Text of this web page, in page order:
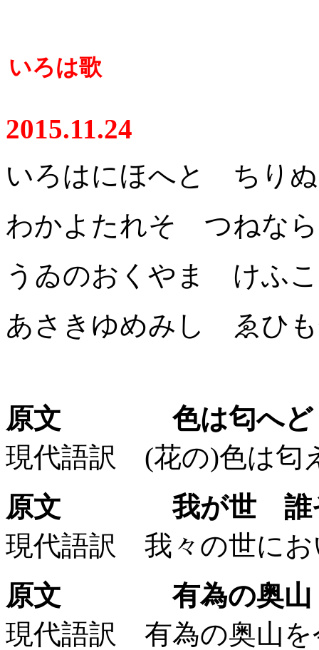
いろは歌
2015.11.24
いろはにほへと ちり
わかよたれそ つねな
うゐのおくやま けふ
あさきゆめみし ゑひ
原文 色は匂へど
現代語訳 (花の)色は匂
原文 我が世 誰
現代語訳 我々の世に
原文 有為の奥山
現代語訳 有為の奥山を